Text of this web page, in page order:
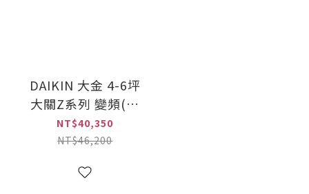
DAIKIN 大金 4-6坪
大關Z系列 變頻(冷
暖)一對一冷氣
(RXV36ZVLT+FTXV36ZVLT)
NT$40,350
NT$46,200